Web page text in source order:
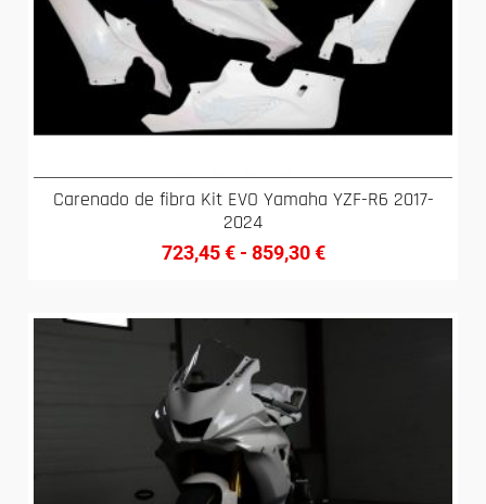
Carenado de fibra Kit EVO Yamaha YZF-R6 2017-
2024
723,45€ - 859,30€